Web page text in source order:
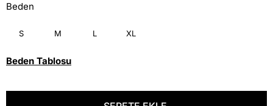
Beden
S M L XL
Beden Tablosu